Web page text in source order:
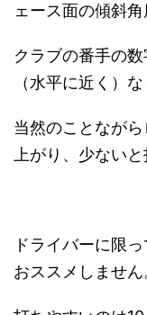
ェース面の傾斜角
クラブの番手の
（水平に近く）な
当然のことなが
上がり、少ないと
ドライバーに限っ
おススメしません